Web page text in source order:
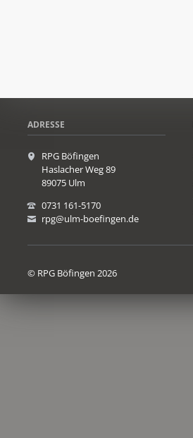
ADRESSE
RPG Böfingen
Haslacher Weg 89
89075 Ulm
0731 161-5170
rpg@ulm-boefingen.de
© RPG Böfingen 2026